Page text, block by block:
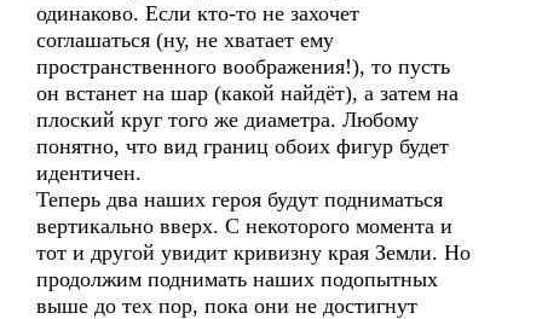
одинаково. Если кто-то не захочет
соглашаться (ну, не хватает ему
пространственного воображения!), то пусть
он встанет на шар (какой найдёт), а затем на
плоский круг того же диаметра. Любому
понятно, что вид границ обоих фигур будет
идентичен.
Теперь два наших героя будут подниматься
вертикально вверх. С некоторого момента и
тот и другой увидит кривизну края Земли. Но
продолжим поднимать наших подопытных
выше до тех пор, пока они не достигнут